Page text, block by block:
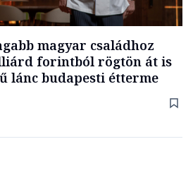
magyar családhoz
forintból rögtön át is
lánc budapesti étterme